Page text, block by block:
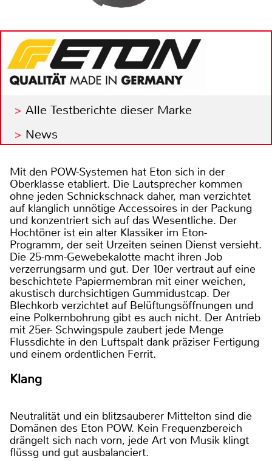
Alle Testberichte dieser Marke
News
Mit den POW-Systemen hat Eton sich in der
Oberklasse etabliert. Die Lautsprecher kommen
ohne jeden Schnickschnack daher, man verzichtet
auf klanglich unnötige Accessoires in der Packung
und konzentriert sich auf das Wesentliche. Der
Hochtöner ist ein alter Klassiker im Eton-
Programm, der seit Urzeiten seinen Dienst versieht.
Die 25-mm-Gewebekalotte macht ihren Job
verzerrungsarm und gut. Der 10er vertraut auf eine
beschichtete Papiermembran mit einer weichen,
akustisch durchsichtigen Gummidustcap. Der
Blechkorb verzichtet auf Belüftungsöffnungen und
eine Polkernbohrung gibt es auch nicht. Der Antrieb
mit 25er- Schwingspule zaubert jede Menge
Flussdichte in den Luftspalt dank präziser Fertigung
und einem ordentlichen Ferrit.
Klang
Neutralität und ein blitzsauberer Mittelton sind die
Domänen des Eton POW. Kein Frequenzbereich
drängelt sich nach vorn, jede Art von Musik klingt
flüssg und gut ausbalanciert.